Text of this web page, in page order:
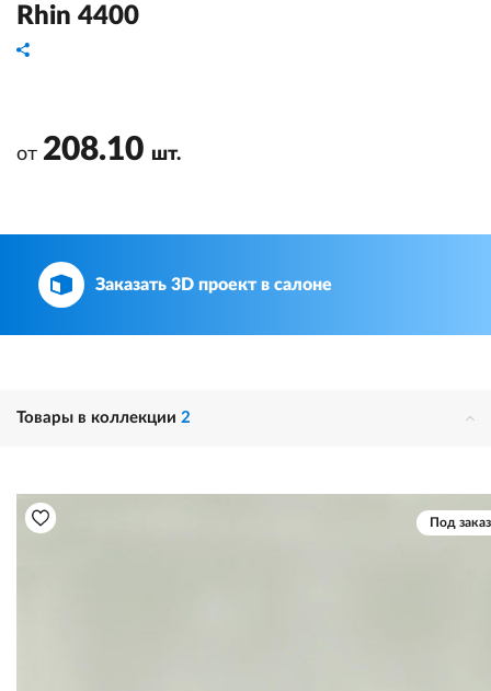
Rhin 4400
от 208.10 шт.
Заказать 3D проект в салоне
Товары в коллекции 2
Под заказ